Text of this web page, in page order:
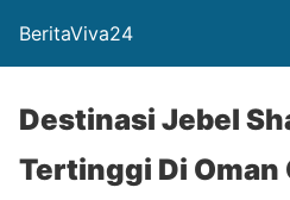
BeritaViva24
Destinasi Jebel
Tertinggi Di